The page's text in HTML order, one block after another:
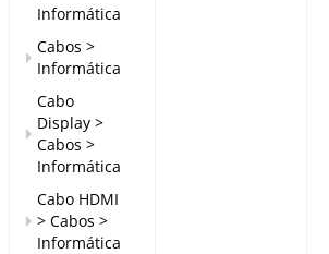
Informática
Cabos >
Informática
Cabo
Display >
Cabos >
Informática
Cabo HDMI
> Cabos >
Informática